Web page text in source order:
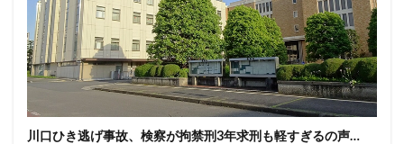
川口ひき逃げ事故、検察が拘禁刑3年求刑も軽すぎるの声…